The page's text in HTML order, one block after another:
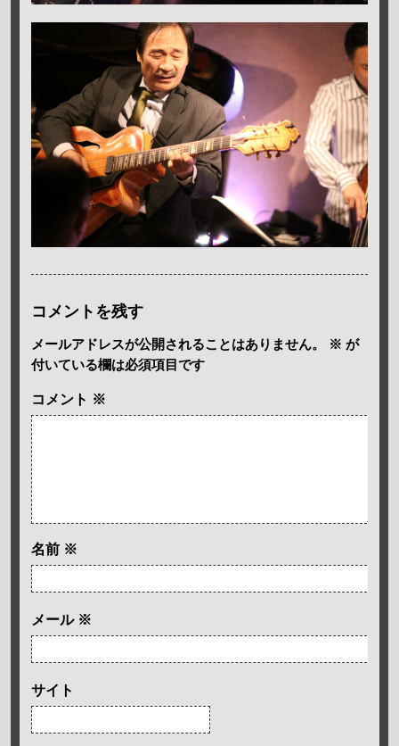
コメントを残す
メールアドレスが公開されることはありません。 ※ が
付いている欄は必須項目です
コメント ※
名前 ※
メール ※
サイト